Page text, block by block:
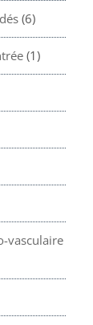
(6)
(1)
vasculaire